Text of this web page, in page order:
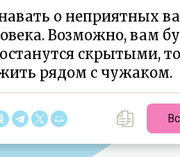
о неприятных
Возможно, вам
скрытыми,
рядом с чужаком.